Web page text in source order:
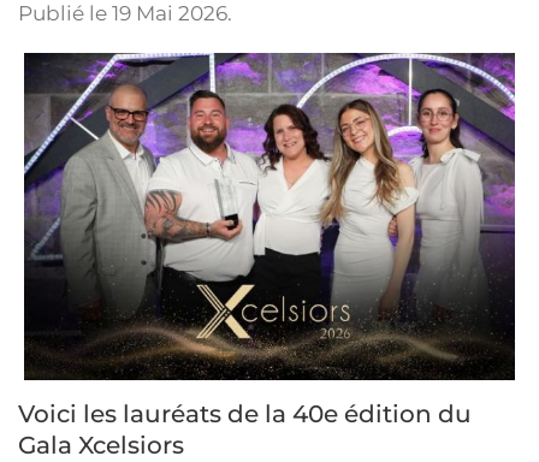
Publié le 19 Mai 2026.
Voici les lauréats de la 40e édition du
Gala Xcelsiors